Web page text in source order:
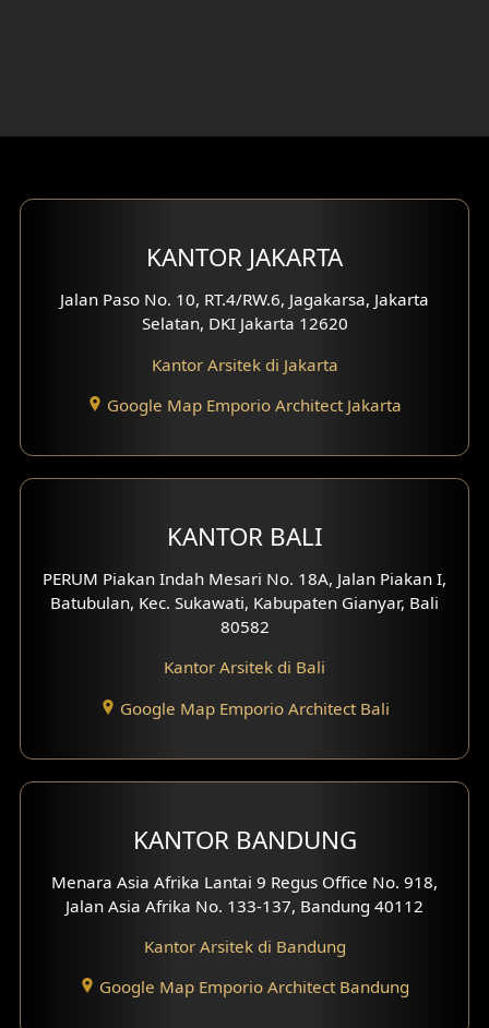
Desain Ruang Hiburan
Eksterior Tampak Belakang
Eksterior Tampak Depan
Eksterior Tampak Samping
Desain Eksterior Perumahan
Desain Hotel
Desain Klinik
Desain Perumahan
Desain Interior Klinik
KANTOR JAKARTA
Jalan Paso No. 10, RT.4/RW.6, Jagakarsa, Jakarta
Selatan, DKI Jakarta 12620
Kantor Arsitek di Jakarta
Google Map Emporio Architect Jakarta
KANTOR BALI
PERUM Piakan Indah Mesari No. 18A, Jalan Piakan I,
Batubulan, Kec. Sukawati, Kabupaten Gianyar, Bali
80582
Kantor Arsitek di Bali
Google Map Emporio Architect Bali
KANTOR BANDUNG
Menara Asia Afrika Lantai 9 Regus Office No. 918,
Jalan Asia Afrika No. 133-137, Bandung 40112
Kantor Arsitek di Bandung
Google Map Emporio Architect Bandung